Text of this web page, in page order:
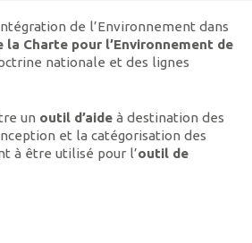
de l’Environnement dans
Charte pour l’Environnement de
nationale et des lignes
un outil d’aide à destination des
et la catégorisation des
à être utilisé pour l’outil de